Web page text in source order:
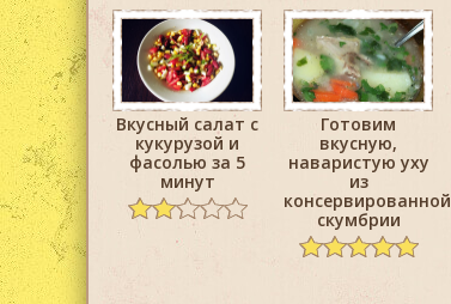
Вкусный салат с
кукурузой и
фасолью за 5
минут
Готовим
вкусную,
наваристую уху
из
консервированной
скумбрии